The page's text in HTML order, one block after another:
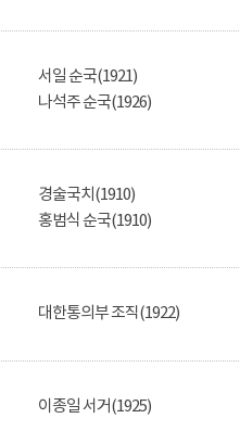
서일 순국(1921)
나석주 순국(1926)
경술국치(1910)
홍범식 순국(1910)
대한통의부 조직(1922)
이종일 서거(1925)